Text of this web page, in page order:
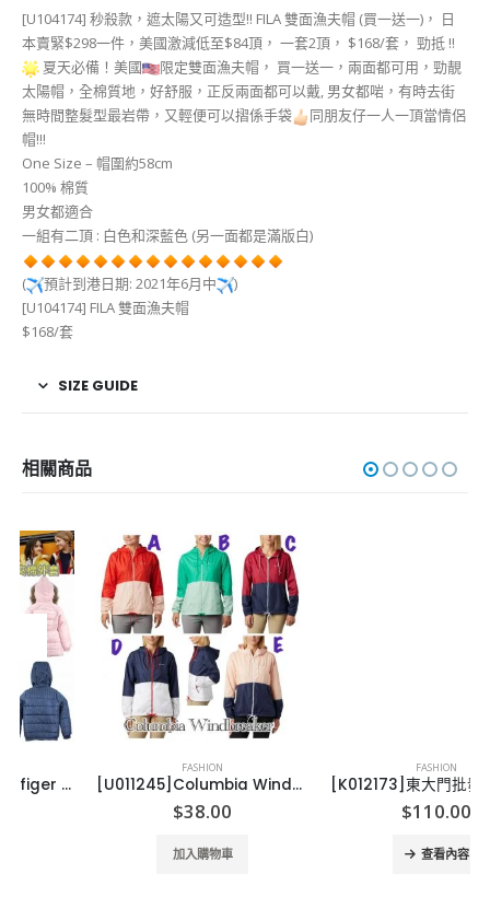
[U104174] 秒殺款，遮太陽又可造型!! FILA 雙面漁夫帽 (買一送一)， 日
本賣緊$298一件，美國激減低至$84頂， 一套2頂， $168/套， 勁抵 !!
夏天必備！美國
限定雙面漁夫帽， 買一送一，兩面都可用，勁靚
太陽帽，全棉質地，好舒服，正反兩面都可以戴, 男女都啱，有時去街
無時間整髮型最岩帶，又輕便可以摺係手袋
同朋友仔一人一頂當情侶
帽!!!
One Size – 帽圍約58cm
100% 棉質
男女都適合
一組有二頂 : 白色和深藍色 (另一面都是滿版白)
( 預計到港日期: 2021年6月中
)
[U104174] FILA 雙面漁夫帽
$168/套
SIZE GUIDE
相關商品
[U011245]Columbia WindBreaker 女裝風褸 [K012173]東大門批發直送貴婦毛冷外套